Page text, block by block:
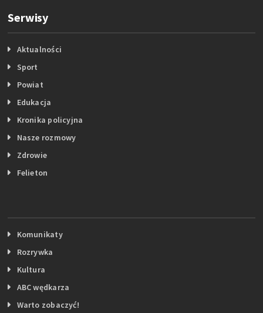
Serwisy
Aktualności
Sport
Powiat
Edukacja
Kronika policyjna
Nasze rozmowy
Zdrowie
Felieton
Komunikaty
Rozrywka
Kultura
ABC wędkarza
Warto zobaczyć!